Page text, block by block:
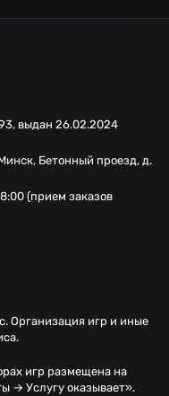
выдан 26.02.2024
Бетонный проезд, д.
(прием заказов
Организация игр и иные
игр размещена на
→ Услугу оказывает».